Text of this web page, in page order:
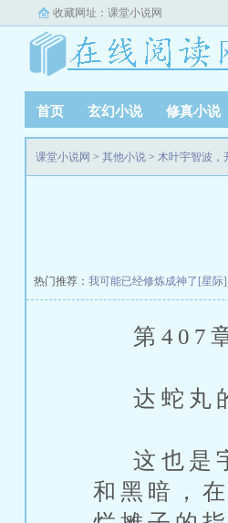
收藏网址： 课堂小说网
首页 玄幻小说 修真小说
课堂小说网 > 其他小说 > 木叶宇智波，
热门推荐： 我可能已经修炼成神了[星际]
第407章
达蛇丸的
这也是宇
和黑暗，